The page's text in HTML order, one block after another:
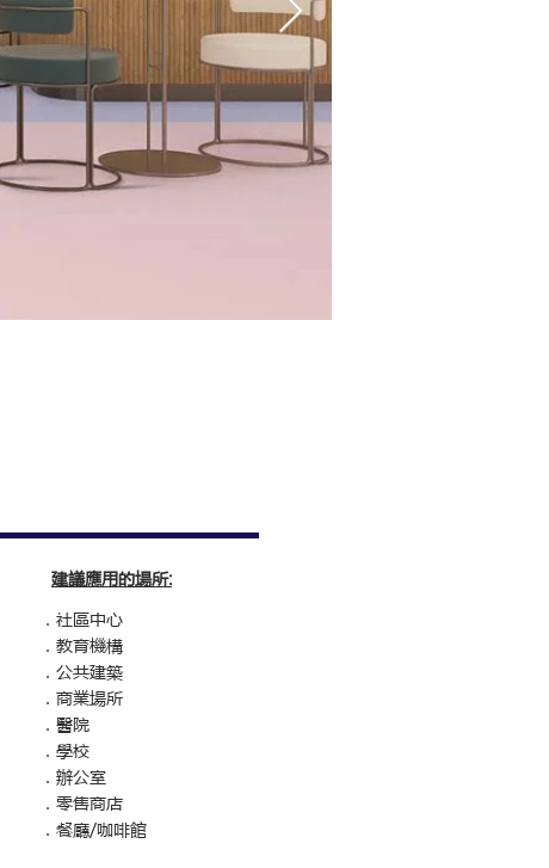
建議應用的場所:
．社區中心
．教育機構
．公共建築
．商業場所
．醫院
．學校
．辦公室
．零售商店
．餐廳/咖啡館